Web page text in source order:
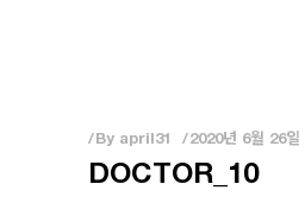
By april31 2020년 6월 26일
DOCTOR_10